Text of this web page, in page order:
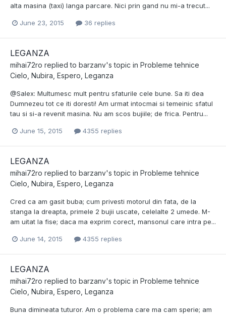
alta masina (taxi) langa parcare. Nici prin gand nu mi-a trecut...
June 23, 2015 36 replies
LEGANZA
mihai72ro replied to barzanv's topic in Probleme tehnice
Cielo, Nubira, Espero, Leganza
@Salex: Multumesc mult pentru sfaturile cele bune. Sa iti dea
Dumnezeu tot ce iti doresti! Am urmat intocmai si temeinic sfatul
tau si si-a revenit masina. Nu am scos bujiile; de frica. Pentru...
June 15, 2015 4355 replies
LEGANZA
mihai72ro replied to barzanv's topic in Probleme tehnice
Cielo, Nubira, Espero, Leganza
Cred ca am gasit buba; cum privesti motorul din fata, de la
stanga la dreapta, primele 2 bujii uscate, celelalte 2 umede. M-
am uitat la fise; daca ma exprim corect, mansonul care intra pe...
June 14, 2015 4355 replies
LEGANZA
mihai72ro replied to barzanv's topic in Probleme tehnice
Cielo, Nubira, Espero, Leganza
Buna dimineata tuturor. Am o problema care ma cam sperie; am